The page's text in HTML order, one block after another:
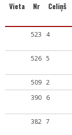
Vieta Nr Celiņš
523 4
526 5
509 2
390 6
382 7